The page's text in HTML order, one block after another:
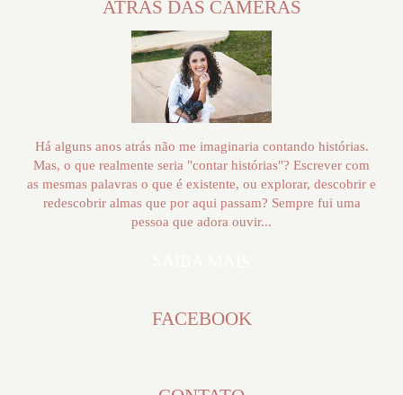
ATRÁS DAS CÂMERAS
Há alguns anos atrás não me imaginaria contando histórias.
Mas, o que realmente seria "contar histórias"? Escrever com
as mesmas palavras o que é existente, ou explorar, descobrir e
redescobrir almas que por aqui passam? Sempre fui uma
pessoa que adora ouvir...
FACEBOOK